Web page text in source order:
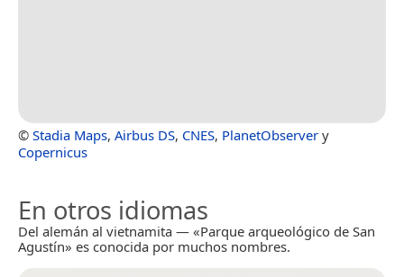
© Stadia Maps, Airbus DS, CNES, PlanetObserver y
Copernicus
En otros idiomas
Del alemán al vietnamita — «Parque arqueológico de San
Agustín» es conocida por muchos nombres.